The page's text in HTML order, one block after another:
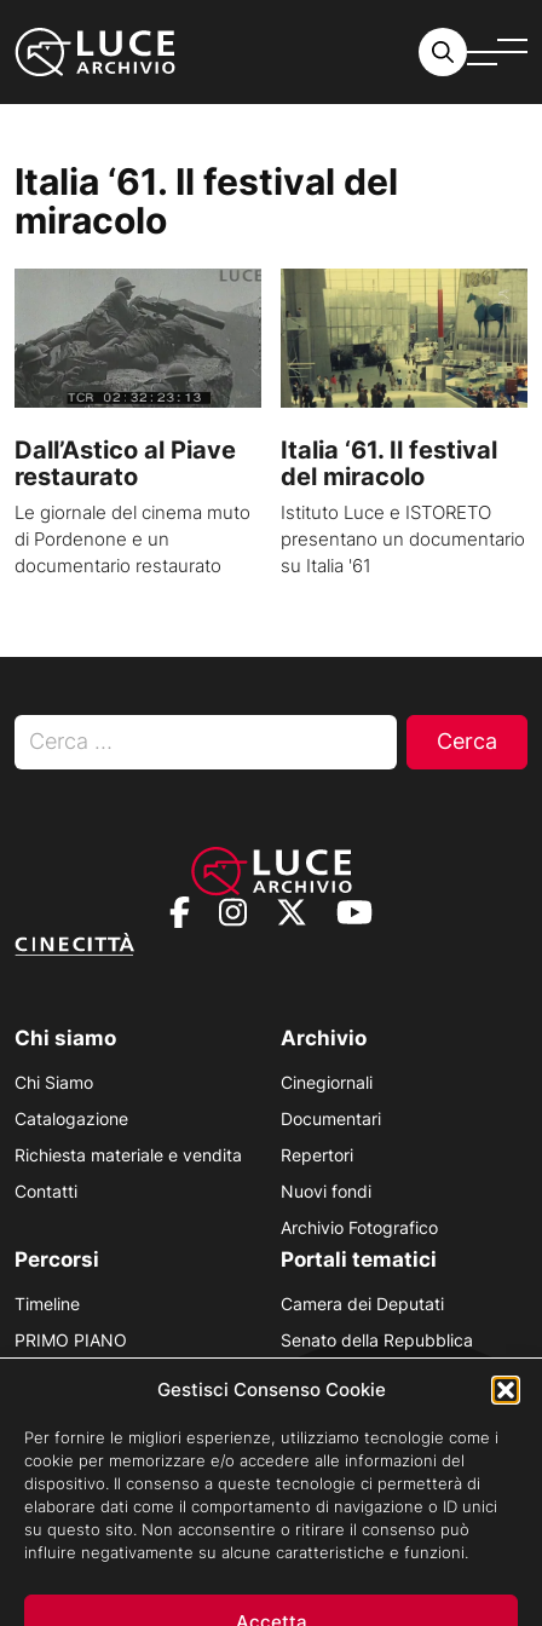
Gestisci Consenso Cookie
Per fornire le migliori esperienze, utilizziamo tecnologie come i
cookie per memorizzare e/o accedere alle informazioni del
dispositivo. Il consenso a queste tecnologie ci permetterà di
elaborare dati come il comportamento di navigazione o ID unici
su questo sito. Non acconsentire o ritirare il consenso può
influire negativamente su alcune caratteristiche e funzioni.
Accetta
Italia ‘61. Il festival del
miracolo
Dall’Astico al Piave
restaurato
Le giornale del cinema muto
di Pordenone e un
documentario restaurato
Italia ‘61. Il festival
del miracolo
Istituto Luce e ISTORETO
presentano un documentario
su Italia '61
Ricerca per:
Chi siamo
Chi Siamo
Catalogazione
Richiesta materiale e vendita
Contatti
Archivio
Cinegiornali
Documentari
Repertori
Nuovi fondi
Archivio Fotografico
Percorsi
Timeline
PRIMO PIANO
Anniversari
Portali tematici
Camera dei Deputati
Senato della Repubblica
Provincia in Luce
Luce per la didattica
Fare gli italiani